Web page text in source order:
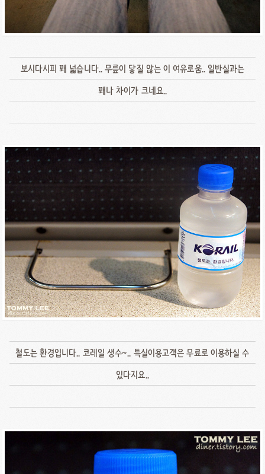
보시다시피 꽤 넓습니다.. 무릎이 닿질 않는 이 여유로움.. 일반실과는
꽤나 차이가 크네요..
철도는 환경입니다.. 코레일 생수~.. 특실이용고객은 무료로 이용하실 수
있다지요..